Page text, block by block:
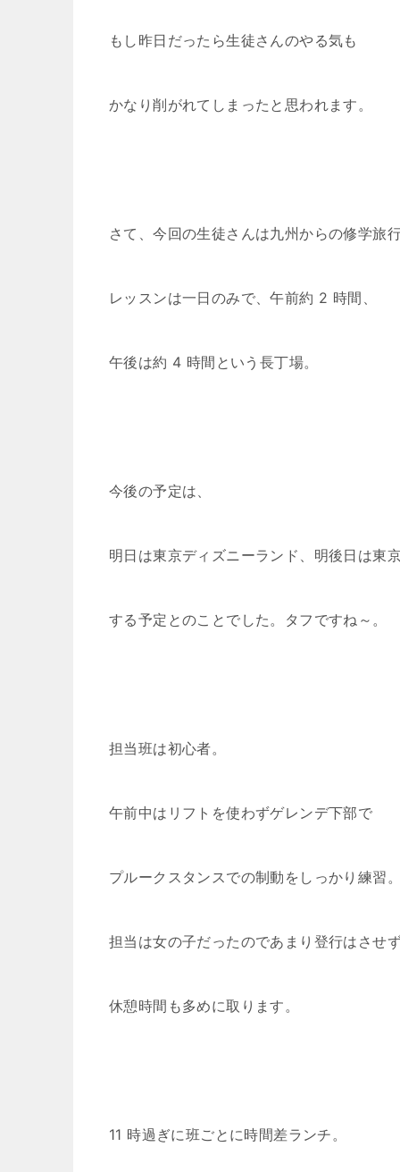
もし昨日だったら生徒さんのやる気も
かなり削がれてしまったと思われます。
さて、今回の生徒さんは九州からの修学旅
レッスンは一日のみで、午前約 2 時間、
午後は約 4 時間という長丁場。
今後の予定は、
明日は東京ディズニーランド、明後日は東
する予定とのことでした。タフですね～。
担当班は初心者。
午前中はリフトを使わずゲレンデ下部で
プルークスタンスでの制動をしっかり練習
担当は女の子だったのであまり登行はさせ
休憩時間も多めに取ります。
11 時過ぎに班ごとに時間差ランチ。